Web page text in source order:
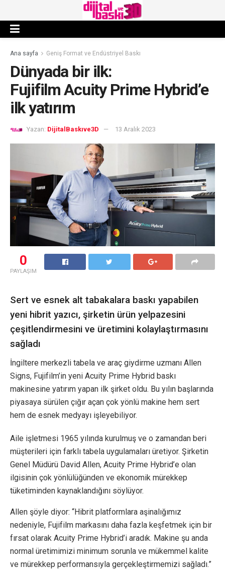
Ana sayfa Geniş Format ve Endüstriyel Baskı
Dünyada bir ilk:
Fujifilm Acuity Prime Hybrid’e
ilk yatırım
Yazan: DijitalBaskıve3D 13 Aralık 2023
0
PAYLAŞIM
Sert ve esnek alt tabakalara baskı yapabilen
yeni hibrit yazıcı, şirketin ürün yelpazesini
çeşitlendirmesini ve üretimini kolaylaştırmasını
sağladı
İngiltere merkezli tabela ve araç giydirme uzmanı Allen
Signs, Fujifilm’in yeni Acuity Prime Hybrid baskı
makinesine yatırım yapan ilk şirket oldu. Bu yılın başlarında
piyasaya sürülen çığır açan çok yönlü makine hem sert
hem de esnek medyayı işleyebiliyor.
Aile işletmesi 1965 yılında kurulmuş ve o zamandan beri
müşterileri için farklı tabela uygulamaları üretiyor. Şirketin
Genel Müdürü David Allen, Acuity Prime Hybrid’e olan
ilgisinin çok yönlülüğünden ve ekonomik mürekkep
tüketiminden kaynaklandığını söylüyor.
Allen şöyle diyor: “Hibrit platformlara aşinalığımız
nedeniyle, Fujifilm markasını daha fazla keşfetmek için bir
fırsat olarak Acuity Prime Hybrid’i aradık. Makine şu anda
normal üretimimizi minimum sorunla ve mükemmel kalite
ve mürekkep performansıyla gerçekleştirmemizi sağladı.”